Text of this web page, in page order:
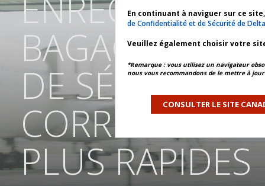
BAGAGES,
DE SÉCURITÉ
PLUS RAPIDES
En continuant à naviguer sur ce
de Confidentialité et de Sécurité de
Veuillez également choisir votre
*Remarque : vous utilisez un navigateur
nous vous recommandons de le mettre à
CONSULTER LE SITE